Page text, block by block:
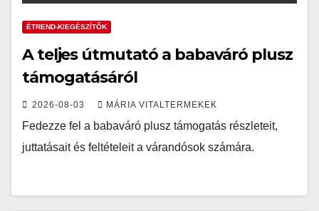
ÉTREND-KIEGÉSZÍTŐK
A teljes útmutató a babaváró plusz
támogatásáról
2026-08-03 MÁRIA VITALTERMEKEK
Fedezze fel a babaváró plusz támogatás részleteit,
juttatásait és feltételeit a várandósok számára.